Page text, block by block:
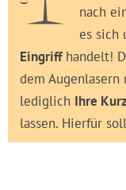
nach
es sich
Eingriffhandelt!
dem
lediglich Ihre
lassen. Hierfür